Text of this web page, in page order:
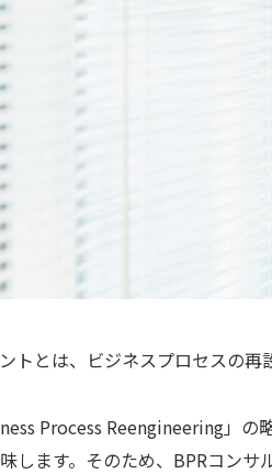
トとは、ビジネスプロセスの再
Process Reengineering」
します。そのため、BPRコン